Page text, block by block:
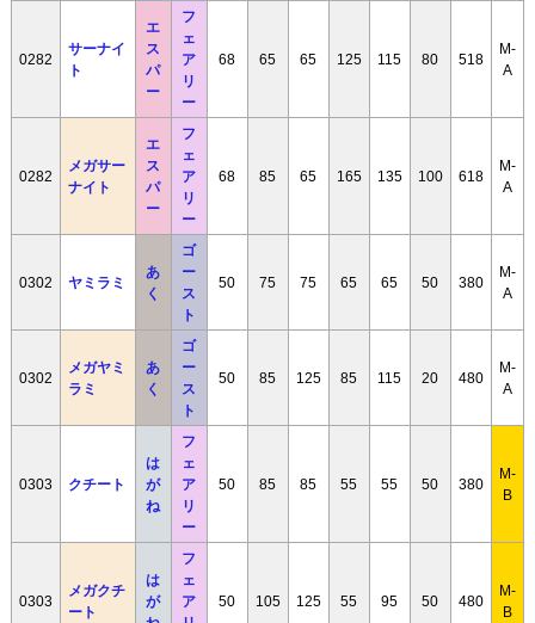
0282
サーナイ
ト
エ
ス
パ
ー
フ
ェ
ア
リ
ー
68 65 65 125 115 80 518
M-
A
0282
メガサー
ナイト
エ
ス
パ
ー
フ
ェ
ア
リ
ー
68 85 65 165 135 100 618
M-
A
0302 ヤミラミ
あ
く
ゴ
ー
ス
ト
50 75 75 65 65 50 380
M-
A
0302
メガヤミ
ラミ
あ
く
ゴ
ー
ス
ト
50 85 125 85 115 20 480
M-
A
0303 クチート
は
が
ね
フ
ェ
ア
リ
ー
50 85 85 55 55 50 380
M-
B
0303
メガクチ
ート
は
が
フ
ェ
ア
50 105 125 55 95 50 480
M-
B